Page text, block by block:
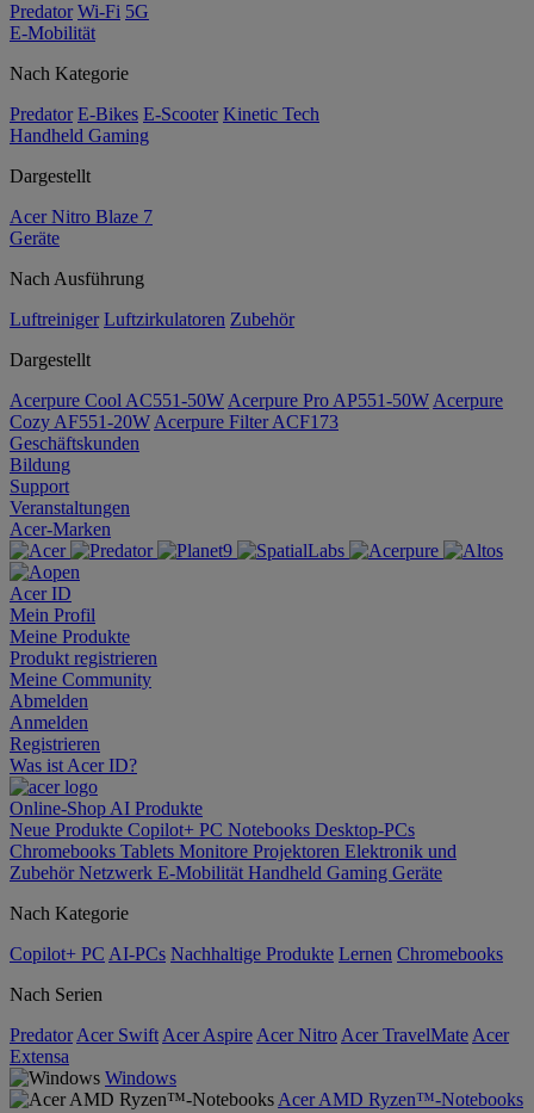
Predator Wi-Fi 5G
E-Mobilität
Nach Kategorie
Predator E-Bikes E-Scooter Kinetic Tech
Handheld Gaming
Dargestellt
Acer Nitro Blaze 7
Geräte
Nach Ausführung
Luftreiniger Luftzirkulatoren Zubehör
Dargestellt
Acerpure Cool AC551-50W Acerpure Pro AP551-50W Acerpure
Cozy AF551-20W Acerpure Filter ACF173
Geschäftskunden
Bildung
Support
Veranstaltungen
Acer-Marken
Acer ID
Mein Profil
Meine Produkte
Produkt registrieren
Meine Community
Abmelden
Anmelden
Registrieren
Was ist Acer ID?
Online-Shop AI Produkte
Neue Produkte Copilot+ PC Notebooks Desktop-PCs
Chromebooks Tablets Monitore Projektoren Elektronik und
ZubehörNetzwerk E-Mobilität Handheld Gaming Geräte
Nach Kategorie
Copilot+ PC AI-PCs Nachhaltige Produkte Lernen Chromebooks
Nach Serien
Predator Acer Swift Acer Aspire Acer Nitro Acer TravelMate Acer
Extensa
Windows
Acer AMD Ryzen™-Notebooks